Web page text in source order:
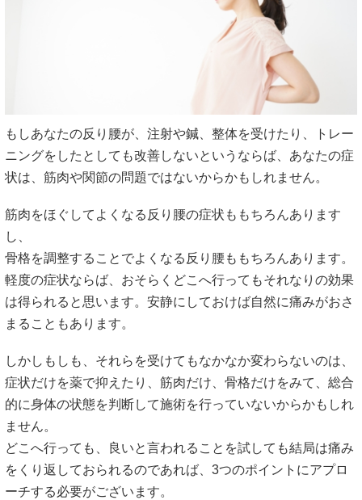
もしあなたの反り腰が、注射や鍼、整体を受けたり、トレー
ニングをしたとしても改善しないというならば、あなたの症
状は、筋肉や関節の問題ではないからかもしれません。
筋肉をほぐしてよくなる反り腰の症状ももちろんあります
し、
骨格を調整することでよくなる反り腰ももちろんあります。
軽度の症状ならば、おそらくどこへ行ってもそれなりの効果
は得られると思います。安静にしておけば自然に痛みがおさ
まることもあります。
しかしもしも、それらを受けてもなかなか変わらないのは、
症状だけを薬で抑えたり、筋肉だけ、骨格だけをみて、総合
的に身体の状態を判断して施術を行っていないからかもしれ
ません。
どこへ行っても、良いと言われることを試しても結局は痛み
をくり返しておられるのであれば、3つのポイントにアプロ
ーチする必要がございます。